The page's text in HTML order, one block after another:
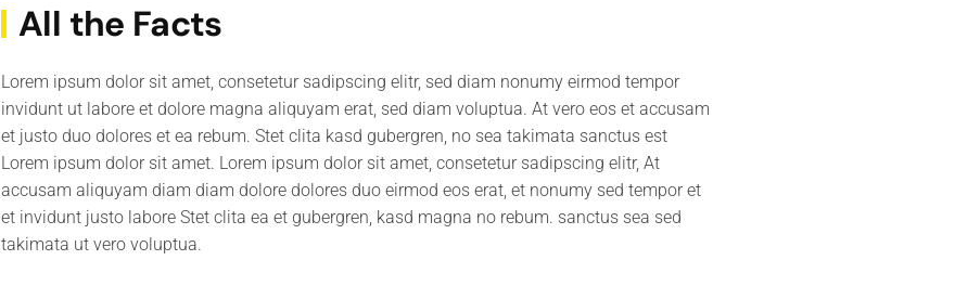
All the Facts
Lorem ipsum dolor sit amet, consetetur sadipscing elitr, sed diam nonumy eirmod tempor
invidunt ut labore et dolore magna aliquyam erat, sed diam voluptua. At vero eos et accusam
et justo duo dolores et ea rebum. Stet clita kasd gubergren, no sea takimata sanctus est
Lorem ipsum dolor sit amet. Lorem ipsum dolor sit amet, consetetur sadipscing elitr, At
accusam aliquyam diam diam dolore dolores duo eirmod eos erat, et nonumy sed tempor et
et invidunt justo labore Stet clita ea et gubergren, kasd magna no rebum. sanctus sea sed
takimata ut vero voluptua.